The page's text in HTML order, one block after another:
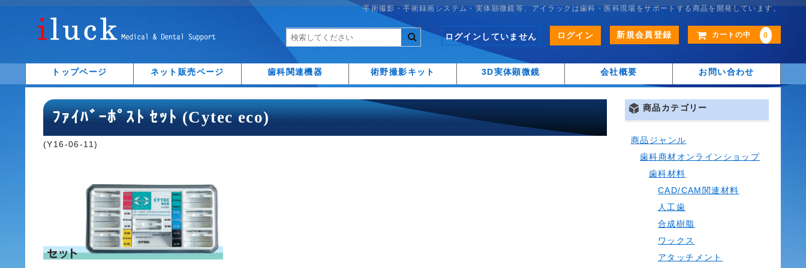
手術撮影・手術録画システム・実体顕微鏡等、アイラックは歯科・医科現場をサポートする商品を開発しています。
カートの中 0
ログインしていません ログイン 新規会員登録
トップページ ネット販売ページ 歯科関連機器 術野撮影キット 3D実体顕微鏡 会社概要 お問い合わせ
ﾌｧｲﾊﾞｰﾎﾟｽﾄ ｾｯﾄ (Cytec eco)
(Y16-06-11)
商品カテゴリー
商品ジャンル
歯科商材オンラインショップ
歯科材料
CAD/CAM関連材料
人工歯
合成樹脂
ワックス
アタッチメント